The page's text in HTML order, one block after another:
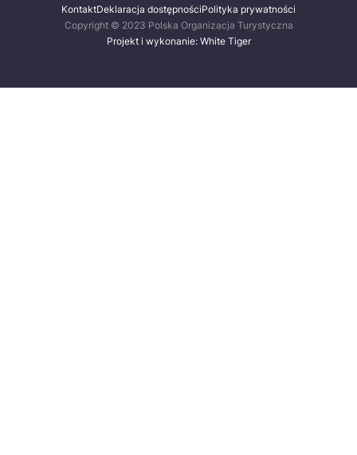
KontaktDeklaracja dostępnościPolityka prywatności
Copyright © 2023 Polska Organizacja Turystyczna
Projekt i wykonanie: White Tiger